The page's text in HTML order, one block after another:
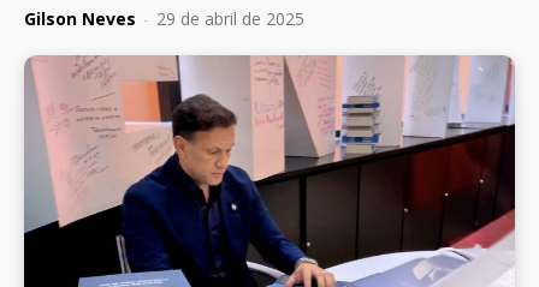
Gilson Neves - 29 de abril de 2025